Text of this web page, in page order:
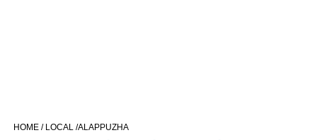
HOME / LOCAL /ALAPPUZHA